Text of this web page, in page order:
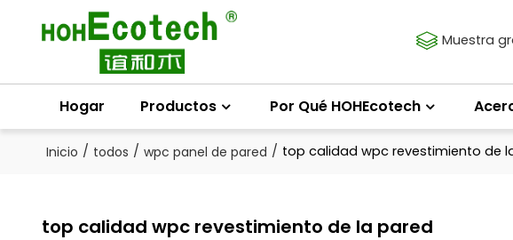
Muestra
Hogar Productos Por Qué HOHEcotech
Inicio / todos / wpc panel de pared / top calidad wpc revestimiento de
top calidad wpc revestimiento de la pared